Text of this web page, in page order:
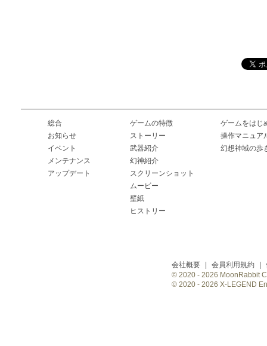
総合
お知らせ
イベント
メンテナンス
アップデート
ゲームの特徴
ストーリー
武器紹介
幻神紹介
スクリーンショット
ムービー
壁紙
ヒストリー
ゲームをはじ
操作マニュア
幻想神域の歩
会社概要 会員利用規約
© 2020 - 2026 MoonRabbit
© 2020 - 2026 X-LEGEND